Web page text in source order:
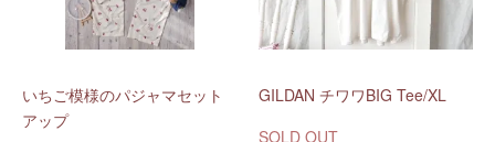
いちご模様のパジャマセット
アップ
GILDAN チワワBIG Tee/XL
SOLD OUT